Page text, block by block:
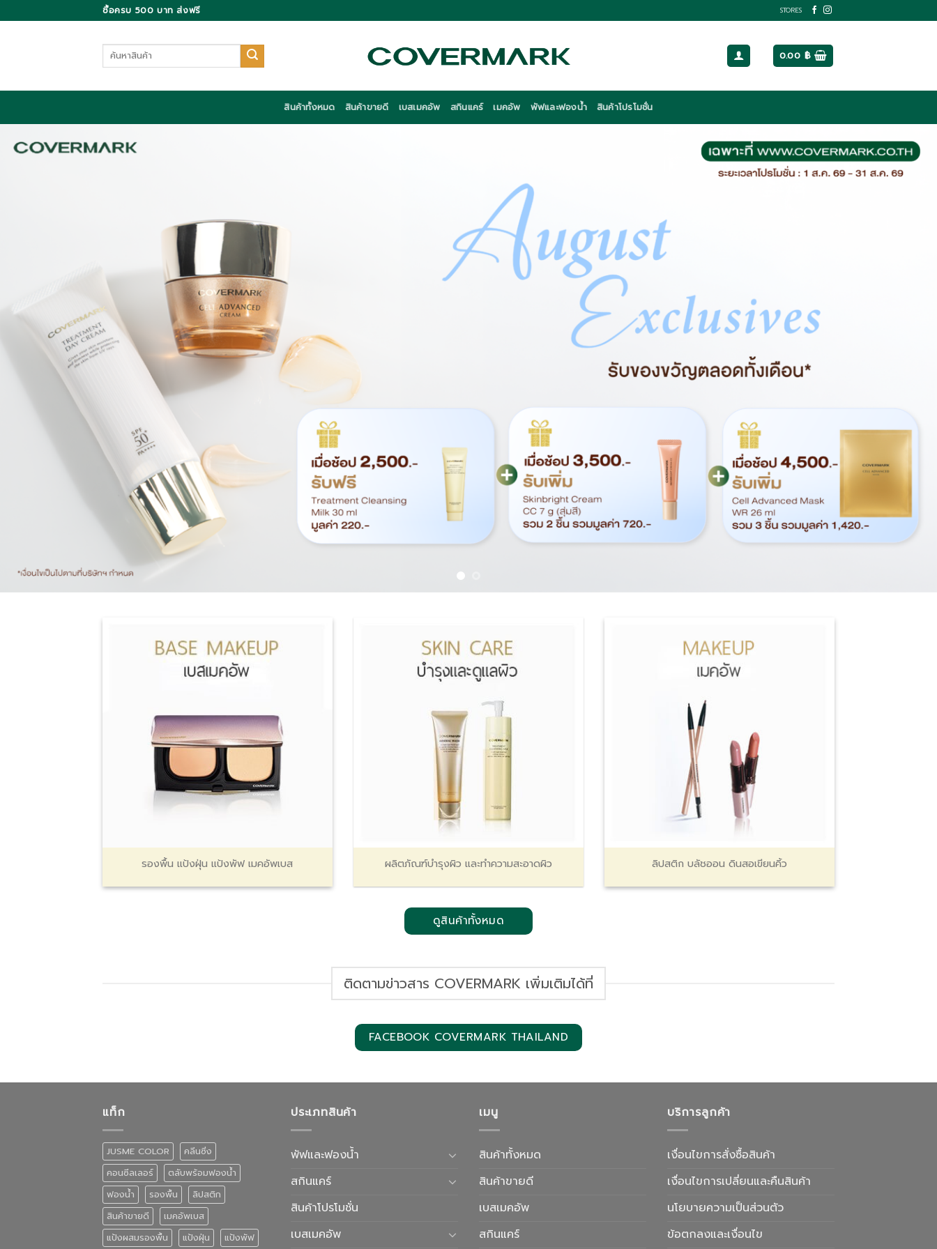
to
ซื้อครบ 500 บาท ส่งฟรี STORES
ค้นหา: 0.00 ฿
สินค้าทั้งหมด สินค้าขายดี เบสเมคอัพ สกินแคร์ เมคอัพ พัฟและฟองน้ำ สินค้าโปรโมชั่น
รองพื้น แป้งฝุ่น แป้งพัฟ เมคอัพเบส ผลิตภัณฑ์บำรุงผิว และทำความสะอาดผิว ลิปสติก บลัชออน ดินสอเขียนคิ้ว
ดูสินค้าทั้งหมด
ติดตามข่าวสาร COVERMARK เพิ่มเติมได้ที่
FACEBOOK COVERMARK THAILAND
แท็ก
JUSME COLOR
คลีนซิ่ง
คอนซีลเลอร์
ตลับพร้อมฟองน้ำ
ฟองน้ำ
รองพื้น
ลิปสติก
สินค้าขายดี
เมคอัพเบส
แป้งผสมรองพื้น
แป้งฝุ่น แป้งพัฟ
ประเภทสินค้า
พัฟและฟองน้ำ
สกินแคร์
สินค้าโปรโมชั่น
เบสเมคอัพ
เมนู
สินค้าทั้งหมด
สินค้าขายดี
เบสเมคอัพ
สกินแคร์
บริการลูกค้า
เงื่อนไขการสั่งซื้อสินค้า
เงื่อนไขการเปลี่ยนและคืนสินค้า
นโยบายความเป็นส่วนตัว
ข้อตกลงและเงื่อนไข